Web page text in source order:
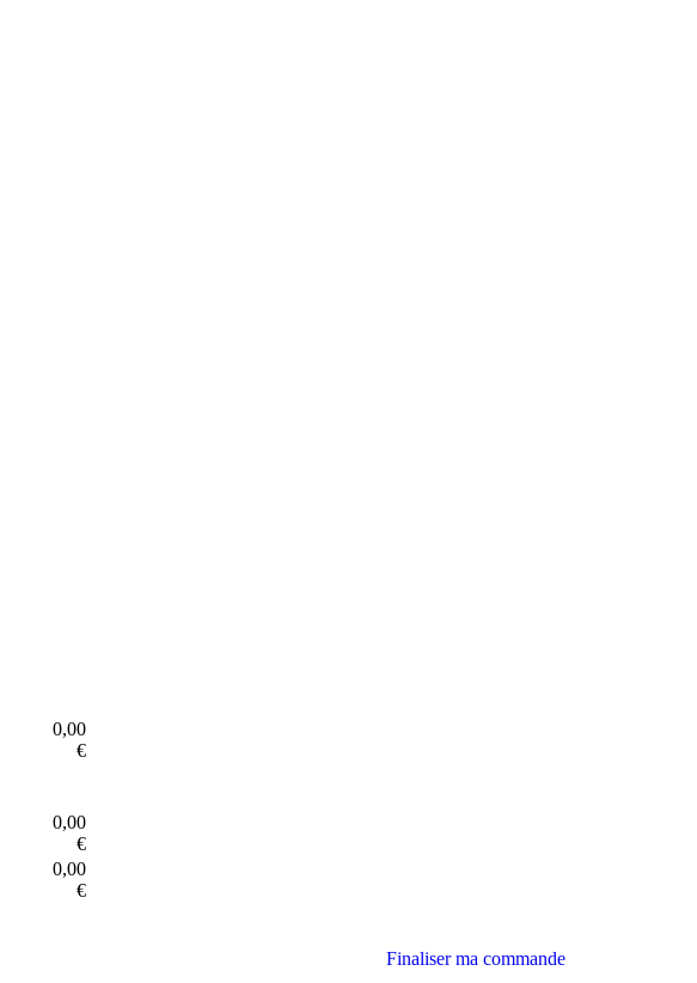
0,00
€
0,00
€
0,00
€
Finaliser ma commande